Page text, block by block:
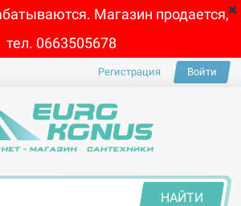
Магазин продается,
тел. 0663505678
Регистрация Войти
НАЙТИ